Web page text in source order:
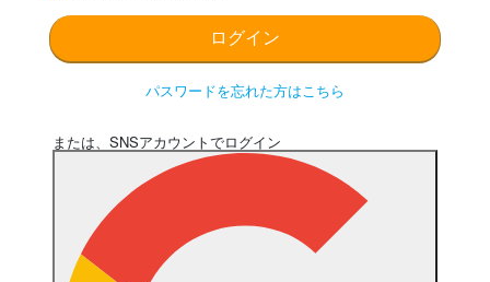
パスワードを忘れた方はこちら
または、SNSアカウントでログイン